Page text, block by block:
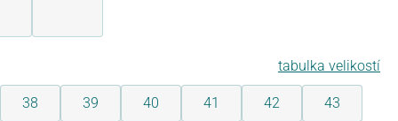
tabulka velikostí
38 39 40 41 42 43